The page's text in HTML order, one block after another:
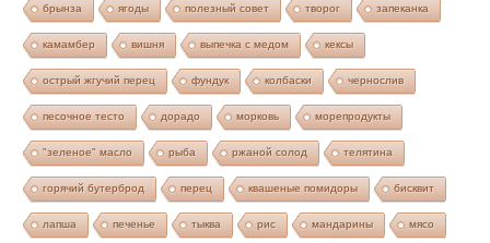
брынза ягоды полезный совет творог запеканка
камамбер вишня выпечка с медом кексы
острый жгучий перец фундук колбаски чернослив
песочное тесто дорадо морковь морепродукты
"зеленое" масло рыба ржаной солод телятина
горячий бутерброд перец квашеные помидоры бисквит
лапша печенье тыква рис мандарины мясо